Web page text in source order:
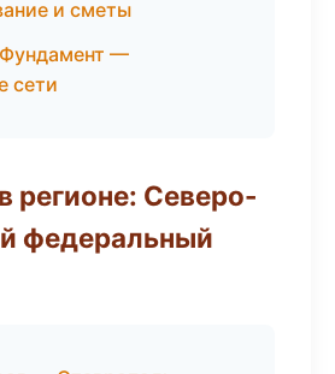
и сметы
—
сети
регионе: Северо-
федеральный